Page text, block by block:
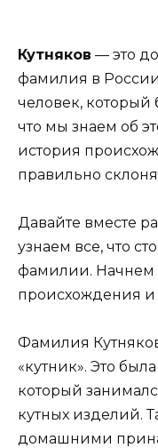
Кутняков — это
фамилия в
человек,
что мы знаем об
история
правильно
Давайте вместе
узнаем все, что
фамилии. Начнем
происхождения и
Фамилия
«кутник». Это
который
кутных изделий.
домашними